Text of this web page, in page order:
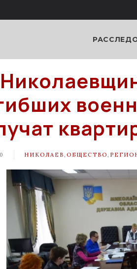
НИКОЛАЕВ ОБЩЕСТВО